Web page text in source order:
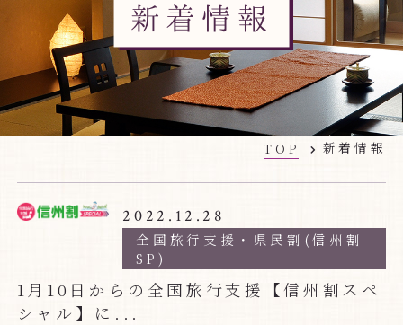
新着情報
TOP 新着情報
2022.12.28
全国旅行支援・県民割(信州割
SP)
1月10日からの全国旅行支援【信州割スペ
シャル】に...